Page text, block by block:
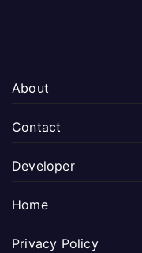
About
Contact
Developer
Home
Privacy Policy